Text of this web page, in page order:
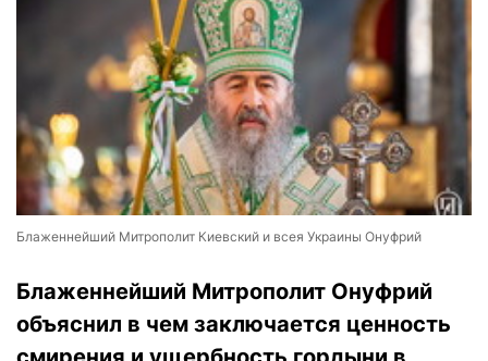
Блаженнейший Митрополит Киевский и всея Украины Онуфрий
Блаженнейший Митрополит Онуфрий
объяснил в чем заключается ценность